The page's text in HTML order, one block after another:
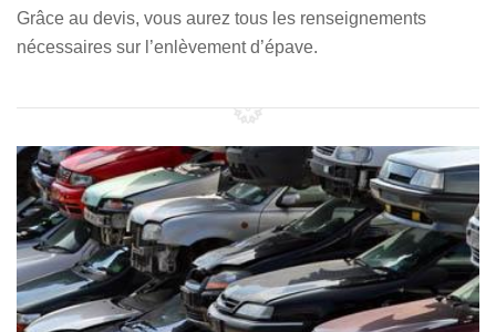
Grâce au devis, vous aurez tous les renseignements
nécessaires sur l’enlèvement d’épave.